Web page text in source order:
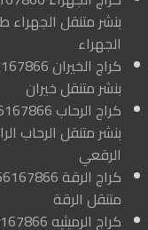
بنشر متنقل الجهراء
الجهراء
كراج الخيران
بنشر متنقل خيران
كراج الرحاب
بنشر متنقل الرحاب
الرقعي
متنقل الرقة
كراج الرميثيه